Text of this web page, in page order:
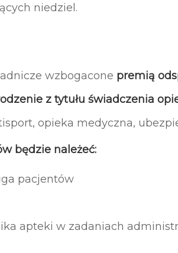
niedziel.
wzbogacone premią
z tytułu świadczenia
opieka medyczna,
będzie należeć:
pacjentów
apteki w zadaniach